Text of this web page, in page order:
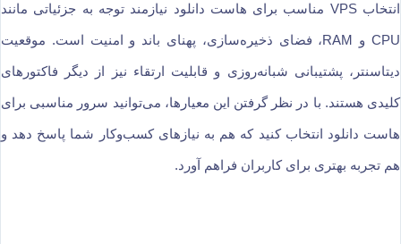
انتخاب VPS مناسب برای هاست دانلود نیازمند توجه به جزئیاتی مانند
CPU و RAM، فضای ذخیره‌سازی، پهنای باند و امنیت است. موقعیت
دیتاسنتر، پشتیبانی شبانه‌روزی و قابلیت ارتقاء نیز از دیگر فاکتورهای
کلیدی هستند. با در نظر گرفتن این معیارها، می‌توانید سرور مناسبی برای
هاست دانلود انتخاب کنید که هم به نیازهای کسب‌وکار شما پاسخ دهد و
هم تجربه بهتری برای کاربران فراهم آورد.